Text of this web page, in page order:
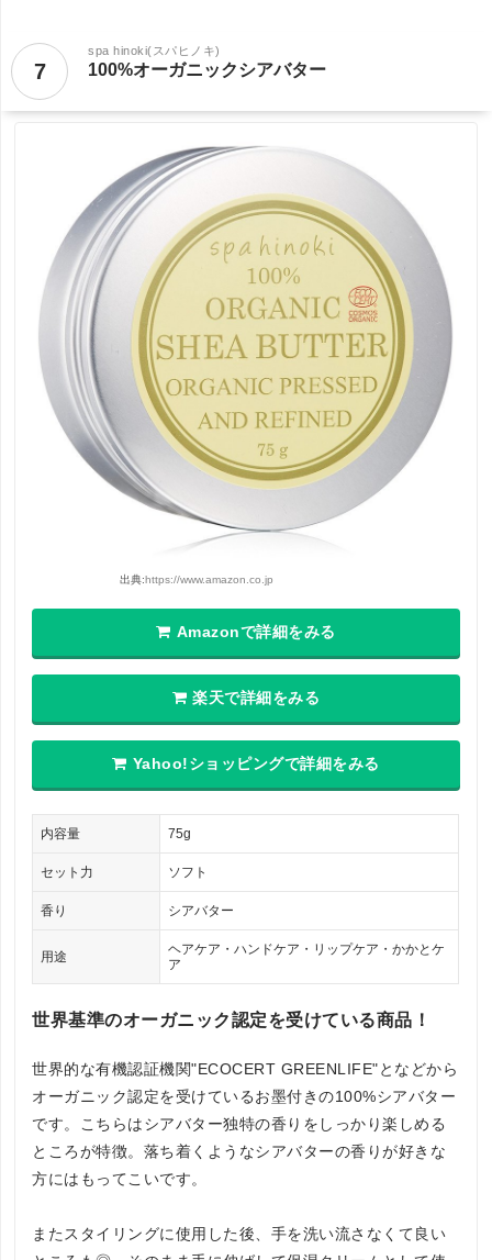
7
spa hinoki(スパヒノキ)
100%オーガニックシアバター
出典:https://www.amazon.co.jp
Amazonで詳細をみる
楽天で詳細をみる
Yahoo!ショッピングで詳細をみる
内容量 75g
セット力 ソフト
香り シアバター
用途
ヘアケア・ハンドケア・リップケア・かかとケ
ア
世界基準のオーガニック認定を受けている商品！
世界的な有機認証機関"ECOCERT GREENLIFE"となどから
オーガニック認定を受けているお墨付きの100%シアバター
です。こちらはシアバター独特の香りをしっかり楽しめる
ところが特徴。落ち着くようなシアバターの香りが好きな
方にはもってこいです。
またスタイリングに使用した後、手を洗い流さなくて良い